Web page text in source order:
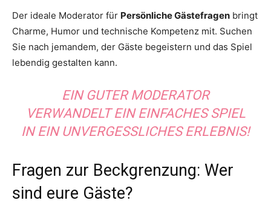
Der ideale Moderator für Persönliche Gästefragen bringt
Charme, Humor und technische Kompetenz mit. Suchen
Sie nach jemandem, der Gäste begeistern und das Spiel
lebendig gestalten kann.
EIN GUTER MODERATOR
VERWANDELT EIN EINFACHES SPIEL
IN EIN UNVERGESSLICHES ERLEBNIS!
Fragen zur Beckgrenzung: Wer
sind eure Gäste?